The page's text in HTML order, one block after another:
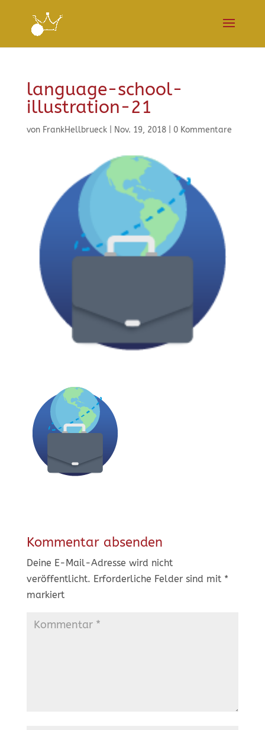
language-school-
illustration-21
von FrankHellbrueck| Nov. 19, 2018| 0 Kommentare
Kommentar absenden
Deine E-Mail-Adresse wird nicht
veröffentlicht. Erforderliche Felder sind mit *
markiert